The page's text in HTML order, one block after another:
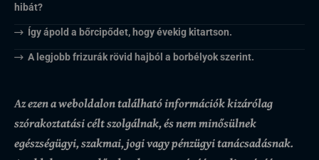
hibát?
Így ápold a bőrcipődet, hogy évekig kitartson.
A legjobb frizurák rövid hajból a borbélyok szerint.
Az ezen a weboldalon található információk kizárólag
szórakoztatási célt szolgálnak, és nem minősülnek
egészségügyi, szakmai, jogi vagy pénzügyi tanácsadásnak.